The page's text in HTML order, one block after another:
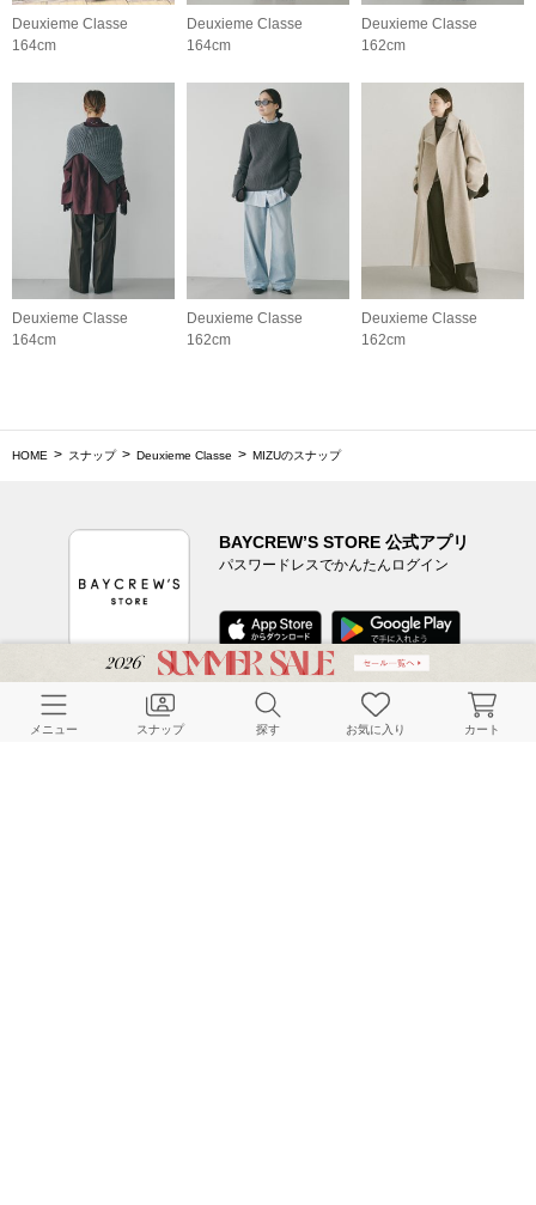
Deuxieme Classe
164cm
Deuxieme Classe
164cm
Deuxieme Classe
162cm
Deuxieme Classe
164cm
Deuxieme Classe
162cm
Deuxieme Classe
162cm
HOME スナップ Deuxieme Classe MIZUのスナップ
BAYCREW’S STORE 公式アプリ
パスワードレスでかんたんログイン
CUSTOMER SERVICE
メニュー スナップ 探す お気に入り カート